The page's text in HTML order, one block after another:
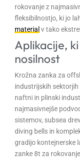
rokovanje z
fleksibilnostjo, ki jo
material v tako
Aplikacije,
nosilnost
Krožna zanka za
industrijskih
naftni in plinski
najmasivnejše
sistemov, subsea
diving bells in
gradijo kontejnerske
zanke 8t za